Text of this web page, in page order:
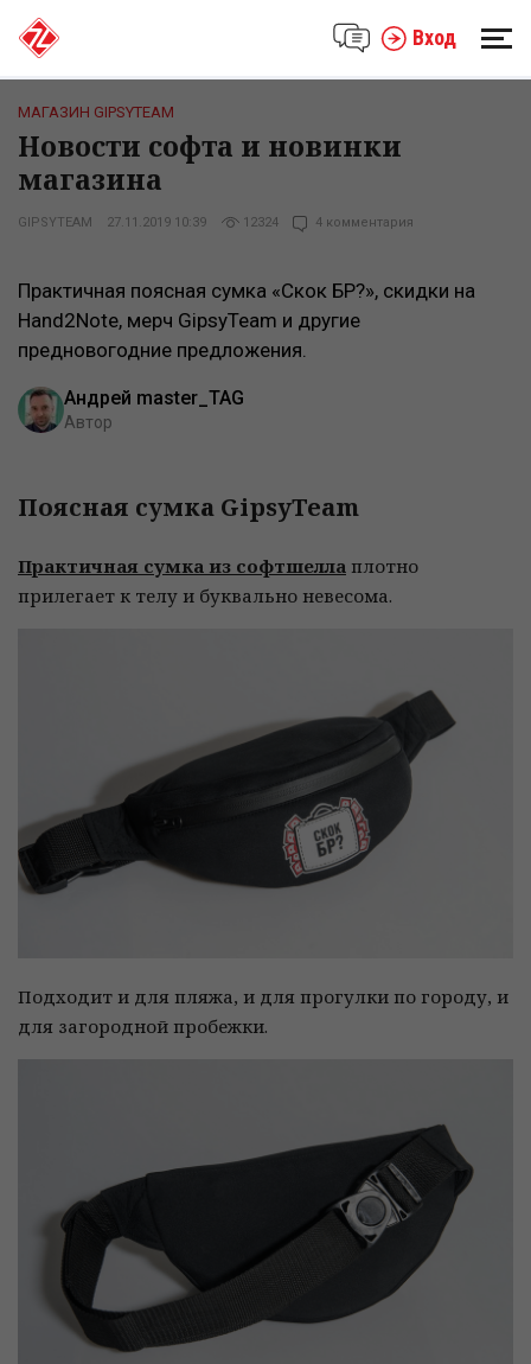
Вход
МАГАЗИН GIPSYTEAM
Новости софта и новинки
магазина
GIPSYTEAM 27.11.2019 10:39 12324 4 комментария
Практичная поясная сумка «Скок БР?», скидки на
Hand2Note, мерч GipsyTeam и другие
предновогодние предложения.
Андрей master_TAG
Автор
Поясная сумка GipsyTeam
Практичная сумка из софтшелла плотно
прилегает к телу и буквально невесома.
Подходит и для пляжа, и для прогулки по городу, и
для загородной пробежки.